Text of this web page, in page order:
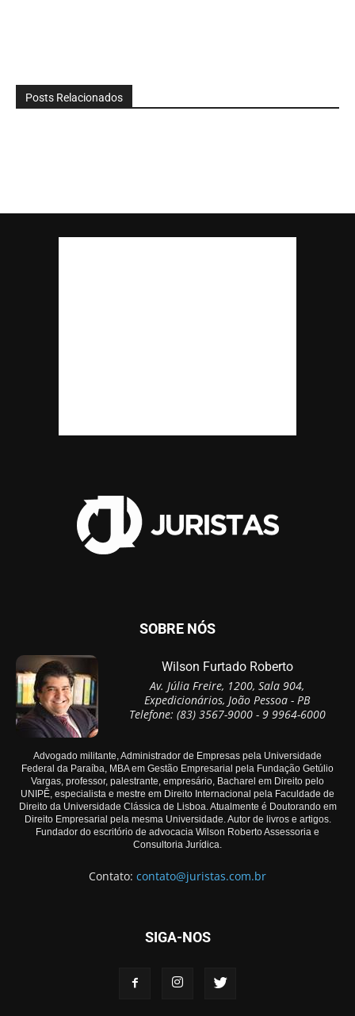
Posts Relacionados
SOBRE NÓS
Wilson Furtado Roberto
Av. Júlia Freire, 1200, Sala 904,
Expedicionários, João Pessoa - PB
Telefone: (83) 3567-9000 - 9 9964-6000
Advogado militante, Administrador de Empresas pela Universidade
Federal da Paraíba, MBA em Gestão Empresarial pela Fundação Getúlio
Vargas, professor, palestrante, empresário, Bacharel em Direito pelo
UNIPÊ, especialista e mestre em Direito Internacional pela Faculdade de
Direito da Universidade Clássica de Lisboa. Atualmente é Doutorando em
Direito Empresarial pela mesma Universidade. Autor de livros e artigos.
Fundador do escritório de advocacia Wilson Roberto Assessoria e
Consultoria Jurídica.
Contato: contato@juristas.com.br
SIGA-NOS